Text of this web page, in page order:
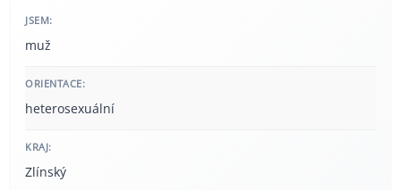
JSEM:
muž
ORIENTACE:
heterosexuální
KRAJ:
Zlínský